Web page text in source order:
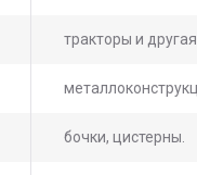
тракторы и
бочки, цистерны.